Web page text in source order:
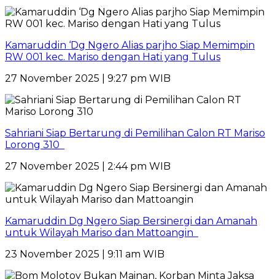
Kamaruddin ‘Dg Ngero Alias parjho Siap Memimpin
RW 001 kec. Mariso dengan Hati yang Tulus
27 November 2025 | 9:27 pm WIB
Sahriani Siap Bertarung di Pemilihan Calon RT Mariso
Lorong 310
27 November 2025 | 2:44 pm WIB
Kamaruddin Dg Ngero Siap Bersinergi dan Amanah
untuk Wilayah Mariso dan Mattoangin
23 November 2025 | 9:11 am WIB